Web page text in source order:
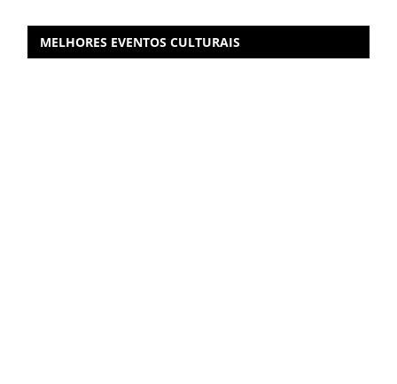
MELHORES EVENTOS CULTURAIS